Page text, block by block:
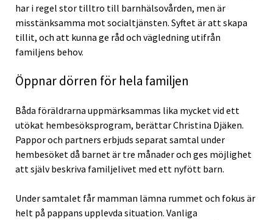
har i regel stor tilltro till barnhälsovården, men är
misstänksamma mot socialtjänsten. Syftet är att skapa
tillit, och att kunna ge råd och vägledning utifrån
familjens behov.
Öppnar dörren för hela familjen
Båda föräldrarna uppmärksammas lika mycket vid ett
utökat hembesöksprogram, berättar Christina Djäken.
Pappor och partners erbjuds separat samtal under
hembesöket då barnet är tre månader och ges möjlighet
att själv beskriva familjelivet med ett nyfött barn.
Under samtalet får mamman lämna rummet och fokus är
helt på pappans upplevda situation. Vanliga